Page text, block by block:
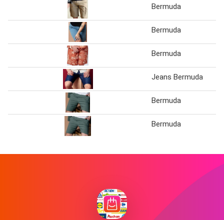
Bermuda
Bermuda
Bermuda
Jeans Bermuda
Bermuda
Bermuda